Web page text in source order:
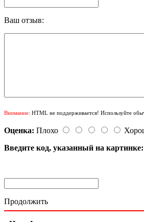
Ваш отзыв:
Внимание: HTML не поддерживается! Используйте
Оценка: Плохо
Введите код, указанный на картинке:
Продолжить